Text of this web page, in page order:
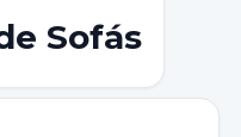
Sofás